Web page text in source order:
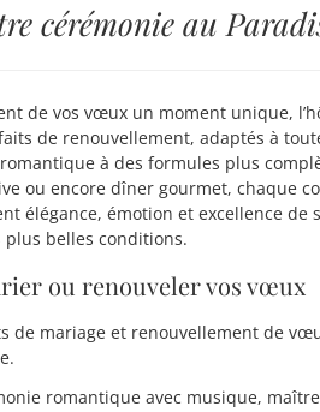
cérémonie au
de vos vœux un moment unique,
de renouvellement, adaptés à
à des formules plus
ou encore dîner gourmet, chaque
élégance, émotion et excellence de
plus belles conditions.
ou renouveler vos vœux
de mariage et renouvellement de
romantique avec musique,